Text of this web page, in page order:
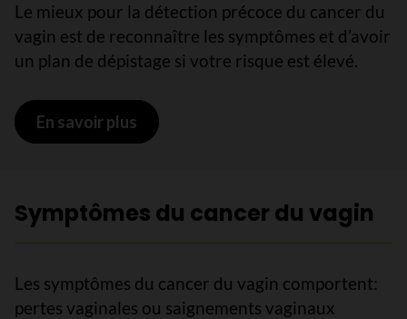
Le mieux pour la détection précoce du cancer du
vagin est de reconnaître les symptômes et d’avoir
un plan de dépistage si votre risque est élevé.
En savoir plus sur Trouver le cancer du vagin à ses
Symptômes du cancer du vagin
Les symptômes du cancer du vagin comportent:
pertes vaginales ou saignements vaginaux